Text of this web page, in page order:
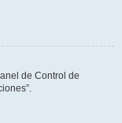
de Control de